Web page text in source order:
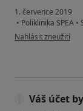
1. července 2019
• Poliklinika SPEA •
podle názoru
Nahlásit zneužití
Váš účet